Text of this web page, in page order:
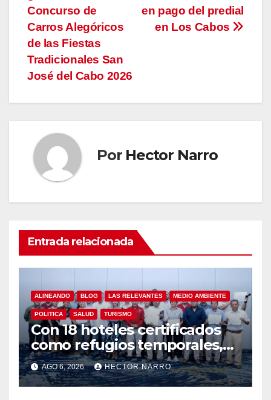
de
entradas
en pago del predial
en Los Cabos
Concurso de
Carros Alegóricos
de las Fiestas
Tradicionales San
José del Cabo 2026
Por Hector Narro
Entrada relacionada
ALINEANDO BLOG LAS RELEVANTES MEDIO AMBIENTE
POLITICA SALUD TURISMO
Con 18 hoteles certificados
como refugios temporales,
Gobierno de Los Cabos
refuerza la prevención y
garantiza un destino seguro
AGO 6, 2026 HECTOR NARRO